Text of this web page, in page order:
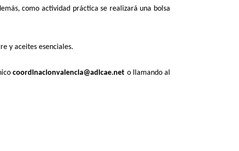
como actividad práctica se realizará una bolsa
y aceites esenciales.
coordinacionvalencia@adicae.net o llamando al